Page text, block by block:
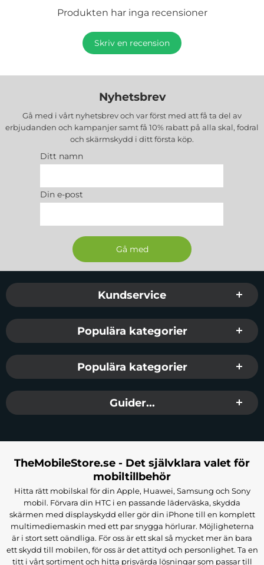
Produkten har inga recensioner
Skriv en recension
Nyhetsbrev
Gå med i vårt nyhetsbrev och var först med att få ta del av
erbjudanden och kampanjer samt få 10% rabatt på alla skal, fodral
och skärmskydd i ditt första köp.
Ditt namn
Din e-post
Sidfot Blandad info och länkar
Kundservice
Populära kategorier
Populära kategorier
Guider...
TheMobileStore.se - Det självklara valet för
mobiltillbehör
Hitta rätt mobilskal för din Apple, Huawei, Samsung och Sony
mobil. Förvara din HTC i en passande läderväska, skydda
skärmen med displayskydd eller gör din iPhone till en komplett
multimediemaskin med ett par snygga hörlurar. Möjligheterna
är i stort sett oändliga. För oss är ett skal så mycket mer än bara
ett skydd till mobilen, för oss är det attityd och personlighet. Ta en
titt i vårt sortiment och hitta prisvärda lösningar som passar till